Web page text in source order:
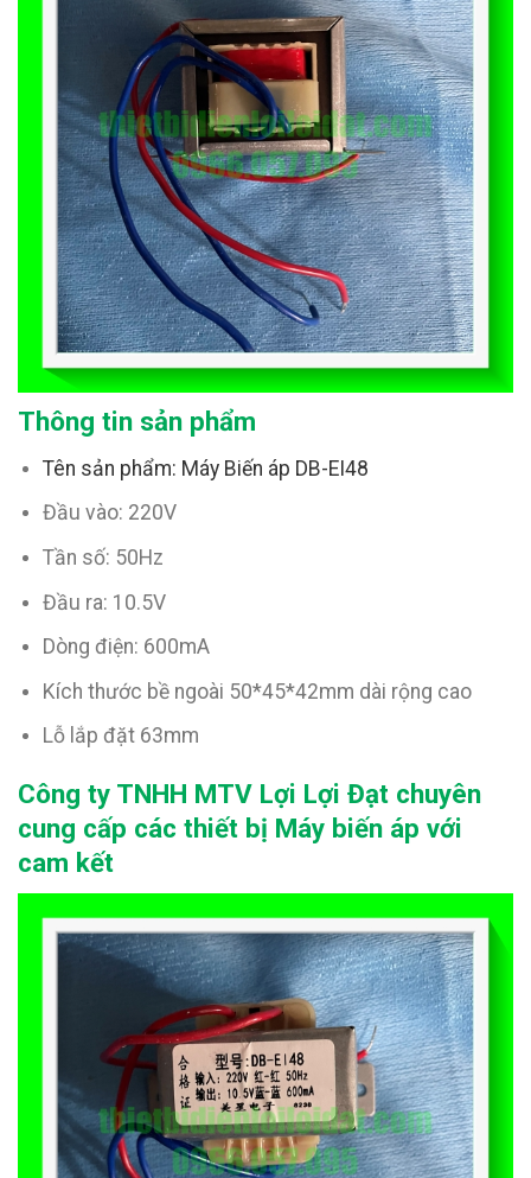
Thông tin sản phẩm
Tên sản phẩm: Máy Biến áp DB-EI48
Đầu vào: 220V
Tần số: 50Hz
Đầu ra: 10.5V
Dòng điện: 600mA
Kích thước bề ngoài 50*45*42mm dài rộng cao
Lỗ lắp đặt 63mm
Công ty TNHH MTV Lợi Lợi Đạt chuyên
cung cấp các thiết bị Máy biến áp với
cam kết